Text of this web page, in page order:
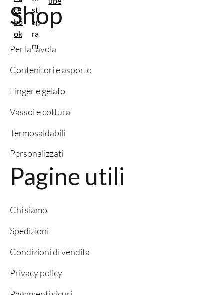
Shop
Per la tavola
Contenitori e asporto
Finger e gelato
Vassoi e cottura
Termosaldabili
Personalizzati
Pagine utili
Chi siamo
Spedizioni
Condizioni di vendita
Privacy policy